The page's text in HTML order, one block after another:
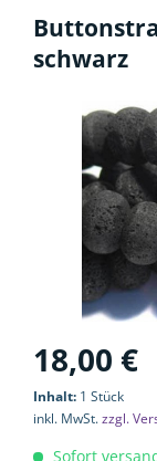
schwarz
18,00 €
Inhalt: 1 Stück
inkl. MwSt.zzgl.
Sofort